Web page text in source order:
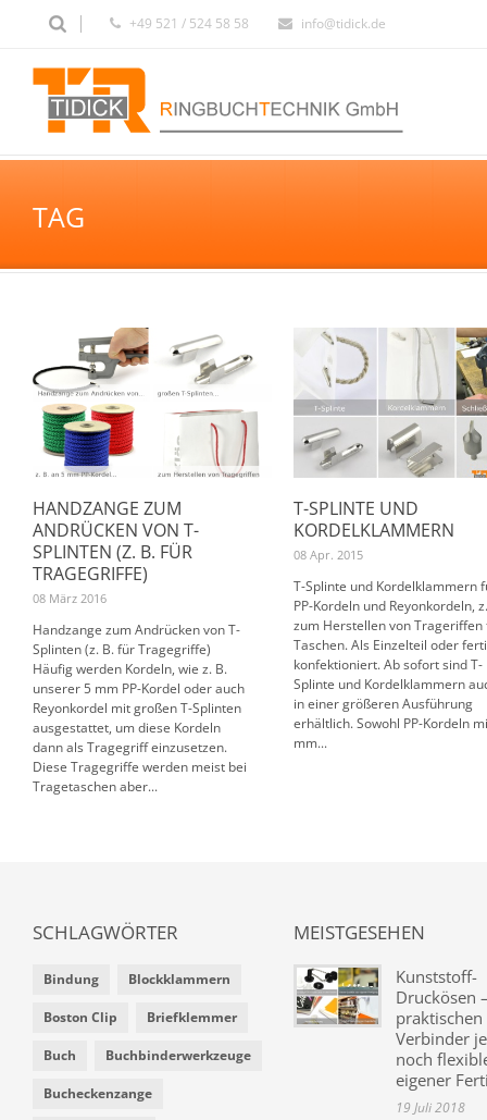
+49 521 / 524 58 58 info@tidick.de
TAG
HANDZANGE ZUM
ANDRÜCKEN VON T-
SPLINTEN (Z. B. FÜR
TRAGEGRIFFE)
08 März 2016
Handzange zum Andrücken von T-
Splinten (z. B. für Tragegriffe)
Häufig werden Kordeln, wie z. B.
unserer 5 mm PP-Kordel oder auch
Reyonkordel mit großen T-Splinten
ausgestattet, um diese Kordeln
dann als Tragegriff einzusetzen.
Diese Tragegriffe werden meist bei
Tragetaschen aber...
T-SPLINTE UND
KORDELKLAMMERN
08 Apr. 2015
T-Splinte und Kordelklammern
PP-Kordeln und Reyonkordeln,
zum Herstellen von Trageriffen
Taschen. Als Einzelteil oder
konfektioniert. Ab sofort sind T-
Splinte und Kordelklammern
in einer größeren Ausführung
erhältlich. Sowohl PP-Kordeln
mm...
SCHLAGWÖRTER
Bindung Blockklammern
Boston Clip Briefklemmer
Buch Buchbinderwerkzeuge
Bucheckenzange
MEISTGESEHEN
Kunststoff-
Druckösen
praktischen
Verbinder
noch
eigener
19 Juli 2018